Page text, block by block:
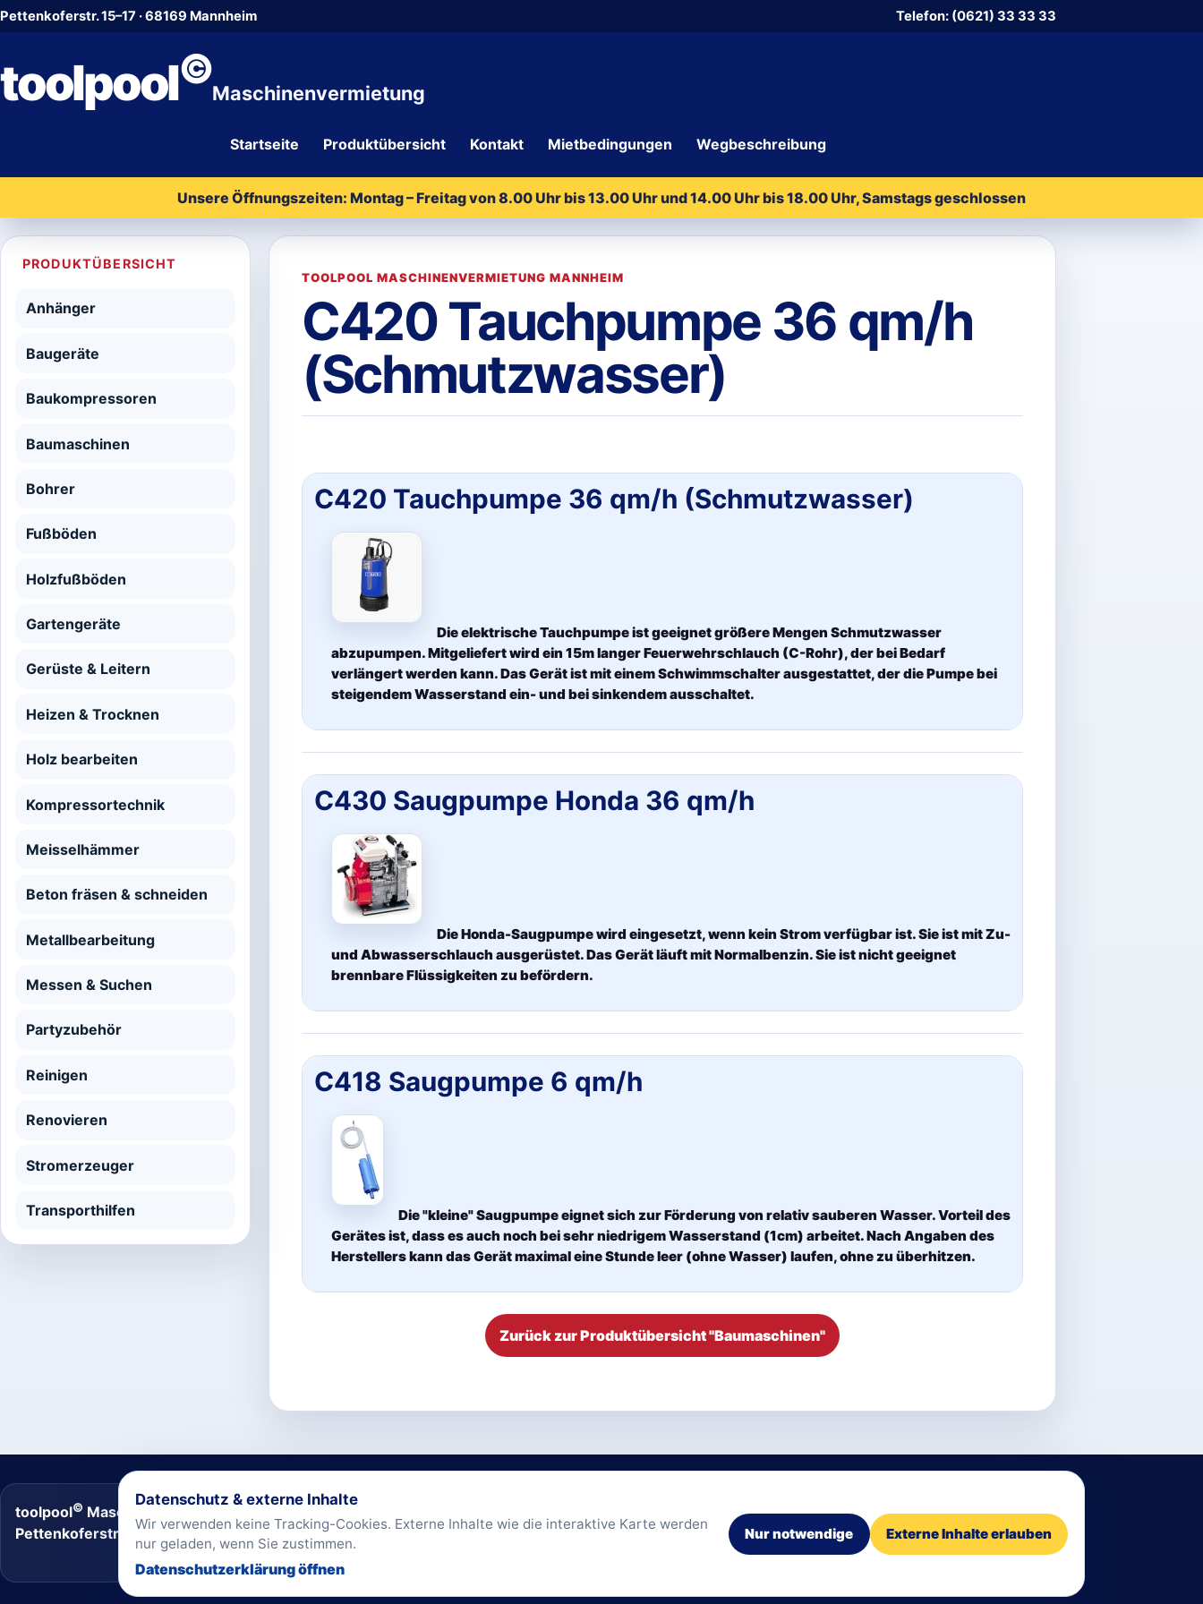
Pettenkoferstr. 15–17 · 68169 Mannheim Telefon: (0621) 33 33 33
toolpool©Maschinenvermietung
Startseite Produktübersicht Kontakt Mietbedingungen Wegbeschreibung
Unsere Öffnungszeiten: Montag – Freitag von 8.00 Uhr bis 13.00 Uhr und 14.00 Uhr bis 18.00 Uhr, Samstags geschlossen
PRODUKTÜBERSICHT
Anhänger
Baugeräte
Baukompressoren
Baumaschinen
Bohrer
Fußböden
Holzfußböden
Gartengeräte
Gerüste & Leitern
Heizen & Trocknen
Holz bearbeiten
Kompressortechnik
Meisselhämmer
Beton fräsen & schneiden
Metallbearbeitung
Messen & Suchen
Partyzubehör
Reinigen
Renovieren
Stromerzeuger
Transporthilfen
TOOLPOOL MASCHINENVERMIETUNG MANNHEIM
C420 Tauchpumpe 36 qm/h
(Schmutzwasser)
C420 Tauchpumpe 36 qm/h (Schmutzwasser)
Die elektrische Tauchpumpe ist geeignet größere Mengen Schmutzwasser
abzupumpen. Mitgeliefert wird ein 15m langer Feuerwehrschlauch (C-Rohr), der bei Bedarf
verlängert werden kann. Das Gerät ist mit einem Schwimmschalter ausgestattet, der die Pumpe bei
steigendem Wasserstand ein- und bei sinkendem ausschaltet.
C430 Saugpumpe Honda 36 qm/h
Die Honda-Saugpumpe wird eingesetzt, wenn kein Strom verfügbar ist. Sie ist mit Zu-
und Abwasserschlauch ausgerüstet. Das Gerät läuft mit Normalbenzin. Sie ist nicht geeignet
brennbare Flüssigkeiten zu befördern.
C418 Saugpumpe 6 qm/h
Die "kleine" Saugpumpe eignet sich zur Förderung von relativ sauberen Wasser. Vorteil des
Gerätes ist, dass es auch noch bei sehr niedrigem Wasserstand (1cm) arbeitet. Nach Angaben des
Herstellers kann das Gerät maximal eine Stunde leer (ohne Wasser) laufen, ohne zu überhitzen.
Zurück zur Produktübersicht "Baumaschinen"
toolpool© Maschinenvermietung
Pettenkoferstr. 15–17 · 68169 Mannheim
Kontakt·Datenschutz· Impressum·
Mietbedingungen
Datenschutz & externe Inhalte
Wir verwenden keine Tracking-Cookies. Externe Inhalte wie die interaktive Karte werden
nur geladen, wenn Sie zustimmen.
Datenschutzerklärung öffnen
Nur notwendige Externe Inhalte erlauben